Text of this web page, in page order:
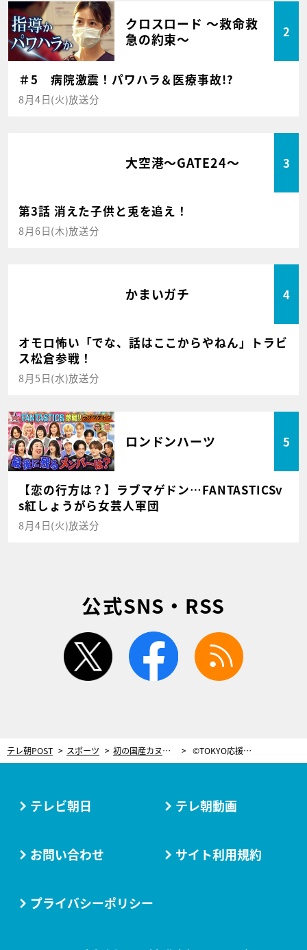
クロスロード ～救命救
急の約束～
2
＃5 病院激震！パワハラ＆医療事故!?
8月4日(火)放送分
大空港～GATE24～ 3
第3話 消えた子供と兎を追え！
8月6日(木)放送分
かまいガチ 4
オモロ怖い「でな、話はここからやねん」トラビ
ス松倉参戦！
8月5日(水)放送分
ロンドンハーツ 5
【恋の行方は？】ラブマゲドン…FANTASTICSv
s紅しょうがら女芸人軍団
8月4日(火)放送分
公式SNS・RSS
twitter facebook
テレ朝POST スポーツ 初の国産カヌーを東京五輪へ 製作ヒントは“カワセミ”、実用化へ前進 ©TOKYO応援宣言
テレビ朝日 テレ朝動画
お問い合わせ サイト利用規約
プライバシーポリシー